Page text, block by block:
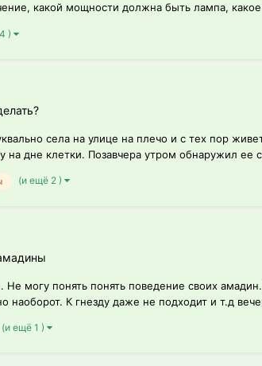
какой мощности должна быть лампа,
)
села на улице на плечо и с тех пор
на дне клетки. Позавчера утром обнаружил ее
(и ещё 2 )
могу понять понять поведение своих
К гнезду даже не подходит и т.д
(и ещё 1 )